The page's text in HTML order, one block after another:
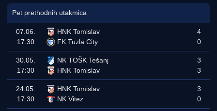
Pet prethodnih utakmica
07.06.
17:30
HNK Tomislav
FK Tuzla City
4
0
30.05.
17:30
NK TOŠK Tešanj
HNK Tomislav
3
3
24.05.
17:30
HNK Tomislav
NK Vitez
3
0